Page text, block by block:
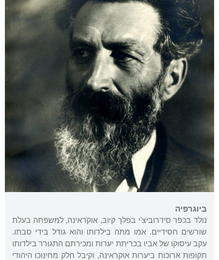
ביוגרפיה
נולד בכפר סידרוביצ'י בפלך קיוב, אוקראינה, למשפחה בעלת
שורשים חסידיים. אמו מתה בילדותו והוא גודל בידי סבתו.
עקב עיסוקו של אביו בכריתת יערות ומכירתם התגורר בילדותו
תקופות ארוכות ביערות אוקראינה, וקיבל חלק מחינוכו היהודי